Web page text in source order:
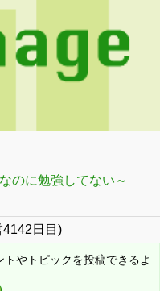
のに勉強してない～
4142日目)
やトピックを投稿できるよ